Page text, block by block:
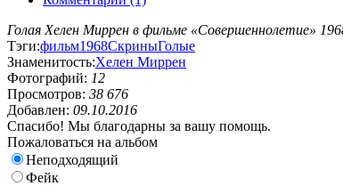
Голая Хелен Миррен в фильме «Совершеннолетие»
Тэги:фильм1968СкриныГолые
Знаменитость:Хелен Миррен
Фотографий: 12
Просмотров: 38 676
Добавлен: 09.10.2016
Спасибо! Мы благодарны за вашу помощь.
Пожаловаться на альбом
Неподходящий
Фейк